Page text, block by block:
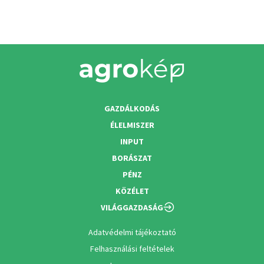
GAZDÁLKODÁS
ÉLELMISZER
INPUT
BORÁSZAT
PÉNZ
KÖZÉLET
VILÁGGAZDASÁG
Adatvédelmi tájékoztató
Felhasználási feltételek